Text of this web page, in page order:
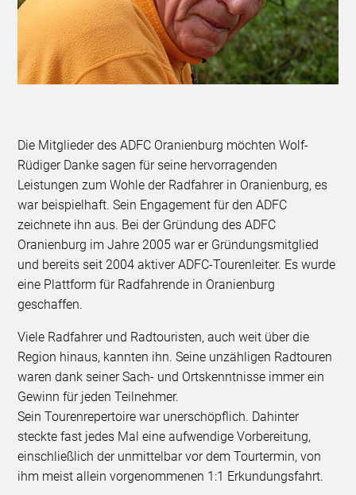
Die Mitglieder des ADFC Oranienburg möchten Wolf-
Rüdiger Danke sagen für seine hervorragenden
Leistungen zum Wohle der Radfahrer in Oranienburg, es
war beispielhaft. Sein Engagement für den ADFC
zeichnete ihn aus. Bei der Gründung des ADFC
Oranienburg im Jahre 2005 war er Gründungsmitglied
und bereits seit 2004 aktiver ADFC-Tourenleiter. Es wurde
eine Plattform für Radfahrende in Oranienburg
geschaffen.
Viele Radfahrer und Radtouristen, auch weit über die
Region hinaus, kannten ihn. Seine unzähligen Radtouren
waren dank seiner Sach- und Ortskenntnisse immer ein
Gewinn für jeden Teilnehmer.
Sein Tourenrepertoire war unerschöpflich. Dahinter
steckte fast jedes Mal eine aufwendige Vorbereitung,
einschließlich der unmittelbar vor dem Tourtermin, von
ihm meist allein vorgenommenen 1:1 Erkundungsfahrt.